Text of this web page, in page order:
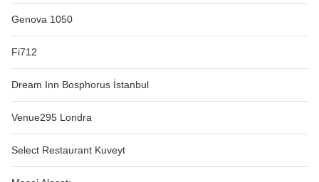
Genova 1050
Fi712
Dream Inn Bosphorus İstanbul
Venue295 Londra
Select Restaurant Kuveyt